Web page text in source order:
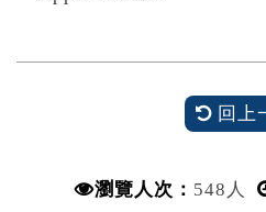
回上
瀏覽人次： 548人